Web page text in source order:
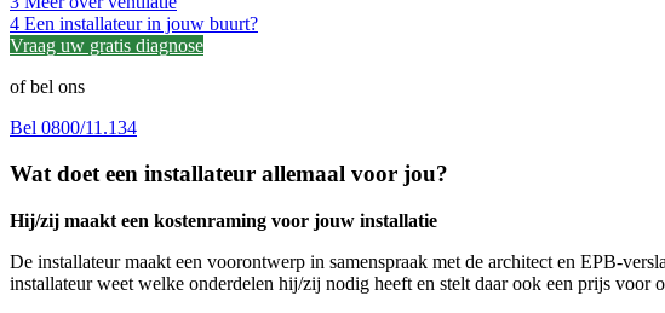
4 Een installateur in jouw buurt?
Vraag uw gratis diagnose
of bel ons
Bel 0800/11.134
Wat doet een installateur allemaal voor jou?
Hij/zij maakt een kostenraming voor jouw installatie
De installateur maakt een voorontwerp in samenspraak met de architect en EPB-
installateur weet welke onderdelen hij/zij nodig heeft en stelt daar ook een prijs voor